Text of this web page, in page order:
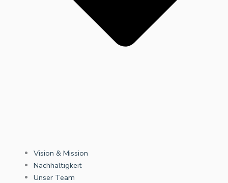
Vision & Mission
Nachhaltigkeit
Unser Team